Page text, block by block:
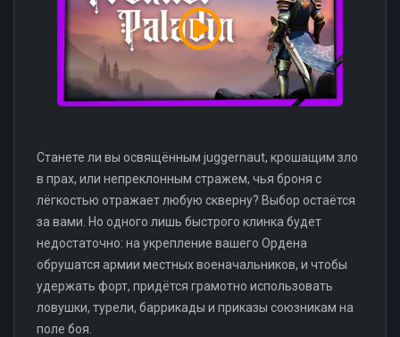
Станете ли вы освящённым juggernaut, крошащим зло
в прах, или непреклонным стражем, чья броня с
лёгкостью отражает любую скверну? Выбор остаётся
за вами. Но одного лишь быстрого клинка будет
недостаточно: на укрепление вашего Ордена
обрушатся армии местных военачальников, и чтобы
удержать форт, придётся грамотно использовать
ловушки, турели, баррикады и приказы союзникам на
поле боя.